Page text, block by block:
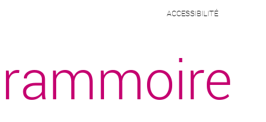
ACCESSIBILITÉ